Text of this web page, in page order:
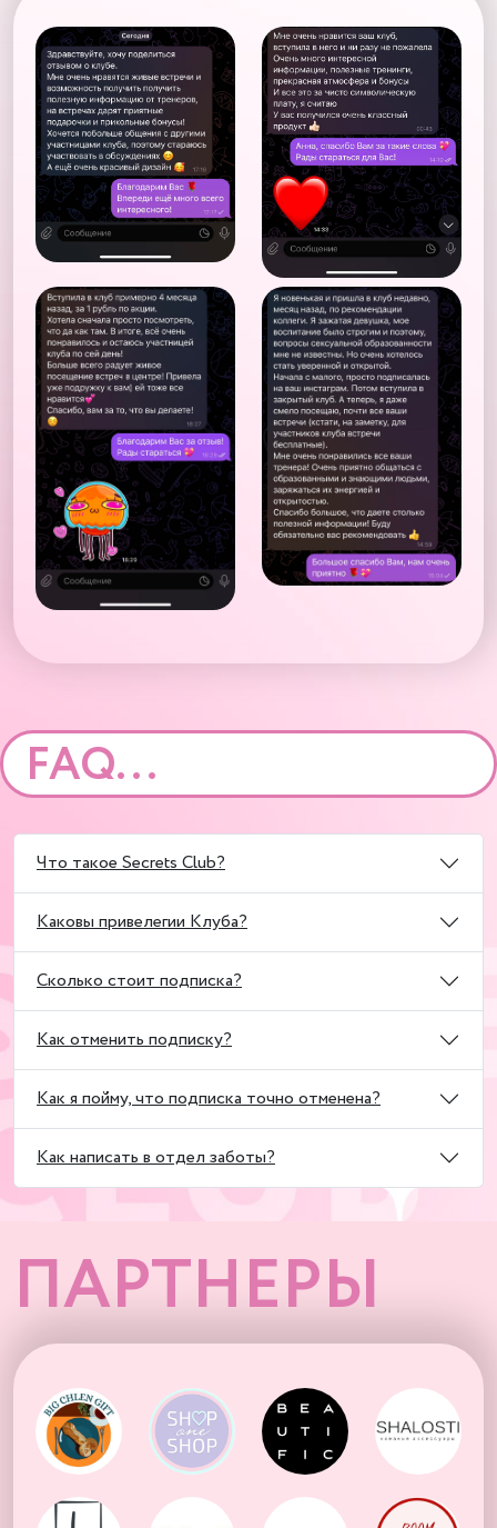
FAQ...
Что такое Secrets Club?
Каковы привелегии Клуба?
Cколько стоит подписка?
Как отменить подписку?
Как я пойму, что подписка точно отменена?
Как написать в отдел заботы?
ПАРТНЕРЫ